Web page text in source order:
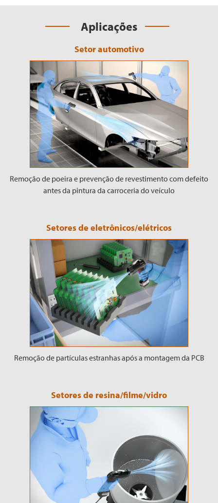
Aplicações
Setor automotivo
Remoção de poeira e prevenção de revestimento com defeito
antes da pintura da carroceria do veículo
Setores de eletrônicos/elétricos
Remoção de partículas estranhas após a montagem da PCB
Setores de resina/filme/vidro